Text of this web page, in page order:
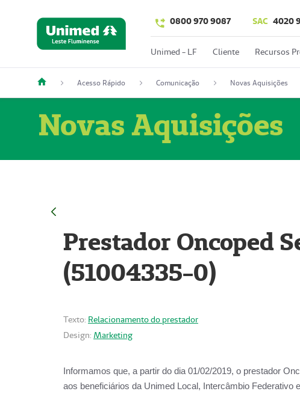
0800 970 9087 SAC 4020
Unimed - LF Cliente Recursos
Acesso Rápido Comunicação Novas Aquisições
Novas Aquisições
Prestador Oncoped
(51004335-0)
Texto: Relacionamento do prestador
Design: Marketing
Informamos que, a partir do dia 01/02/2019, o prestador
aos beneficiários da Unimed Local, Intercâmbio Federativo